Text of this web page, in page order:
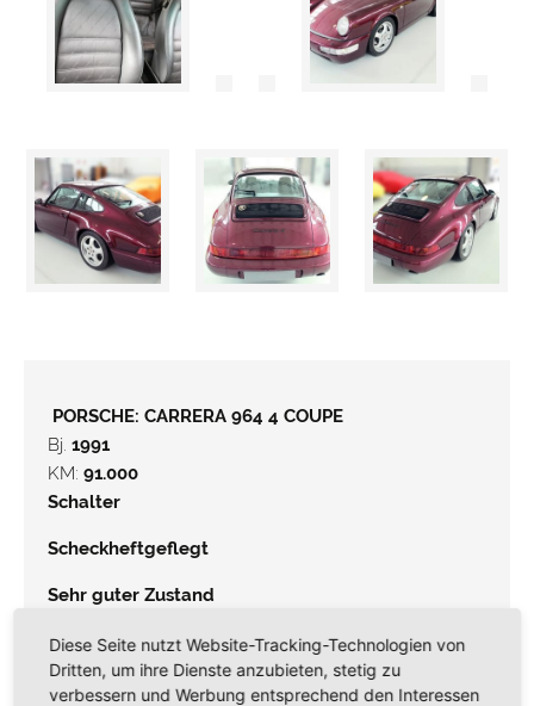
PORSCHE: CARRERA 964 4 COUPE
Bj. 1991
KM: 91.000
Schalter
Scheckheftgeflegt
Sehr guter Zustand
1 Vorbesitzer
Reifen 100%
Diese Seite nutzt Website-Tracking-Technologien von
Dritten, um ihre Dienste anzubieten, stetig zu
verbessern und Werbung entsprechend den Interessen